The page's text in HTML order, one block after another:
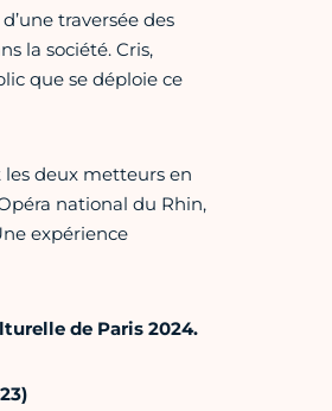
traversée des
la société. Cris,
que se déploie ce
les deux metteurs en
national du Rhin,
expérience
de Paris 2024.